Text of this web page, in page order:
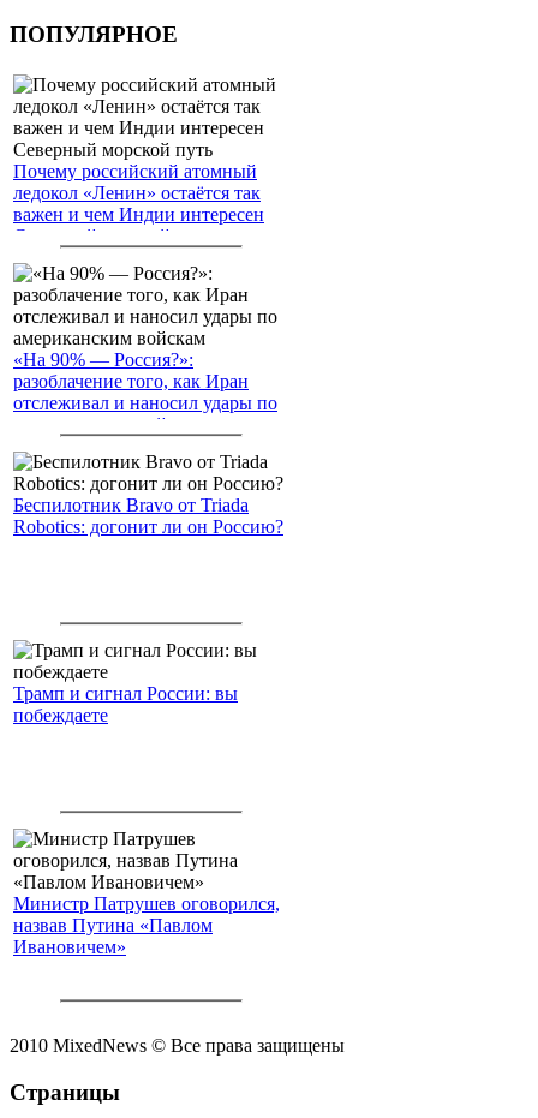
ПОПУЛЯРНОЕ
Почему российский атомный
ледокол «Ленин» остаётся так
важен и чем Индии интересен
Северный морской путь
«На 90% — Россия?»:
разоблачение того, как Иран
отслеживал и наносил удары по
американским войскам
Беспилотник Bravo от Triada
Robotics: догонит ли он Россию?
Трамп и сигнал России: вы
побеждаете
Министр Патрушев оговорился,
назвав Путина «Павлом
Ивановичем»
2010 MixedNews © Все права защищены
Страницы